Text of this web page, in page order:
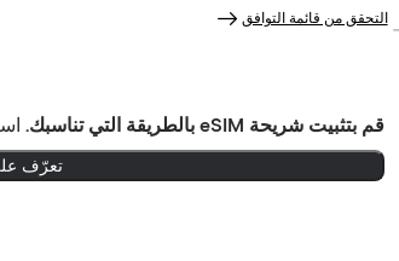
التحقق من قائمة التوافق
قم بتثبيت شريحة eSIM بالطريقة التي تناسبك.
تعرّف